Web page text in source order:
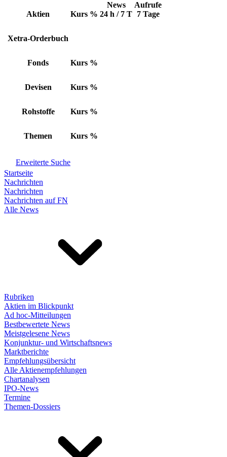
Aktien Kurs %
News
24 h / 7 T
Aufrufe
7 Tage
Xetra-Orderbuch
Fonds Kurs %
Devisen Kurs %
Rohstoffe Kurs %
Themen Kurs %
Erweiterte Suche
Startseite
Nachrichten
Nachrichten
Nachrichten auf FN
Alle News
Rubriken
Aktien im Blickpunkt
Ad hoc-Mitteilungen
Bestbewertete News
Meistgelesene News
Konjunktur- und Wirtschaftsnews
Marktberichte
Empfehlungsübersicht
Alle Aktienempfehlungen
Chartanalysen
IPO-News
Termine
Themen-Dossiers